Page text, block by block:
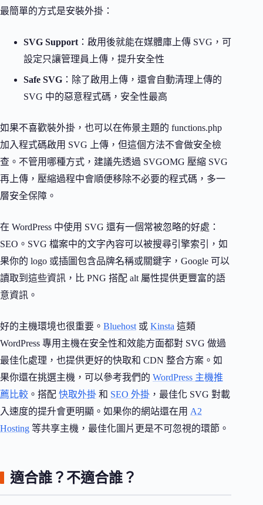
最簡單的方式是安裝外掛：
SVG Support ：啟用後就能在媒體庫上傳 SVG，可
設定只讓管理員上傳，提升安全性
Safe SVG ：除了啟用上傳，還會自動清理上傳的
SVG 中的惡意程式碼，安全性最高
如果不喜歡裝外掛，也可以在佈景主題的 functions.php
加入程式碼啟用 SVG 上傳，但這個方法不會做安全檢
查。不管用哪種方式，建議先透過 SVGOMG 壓縮 SVG
再上傳，壓縮過程中會順便移除不必要的程式碼，多一
層安全保障。
在 WordPress 中使用 SVG 還有一個常被忽略的好處：
SEO。SVG 檔案中的文字內容可以被搜尋引擎索引，如
果你的 logo 或插圖包含品牌名稱或關鍵字，Google 可以
讀取到這些資訊，比 PNG 搭配 alt 屬性提供更豐富的語
意資訊。
好的主機環境也很重要。 Bluehost 或 Kinsta 這類
WordPress 專用主機在安全性和效能方面都對 SVG 做過
最佳化處理，也提供更好的快取和 CDN 整合方案。如
果你還在挑選主機，可以參考我們的 WordPress 主機推
薦比較 。搭配 快取外掛 和 SEO 外掛 ，最佳化 SVG 對載
入速度的提升會更明顯。如果你的網站還在用 A2
Hosting 等共享主機，最佳化圖片更是不可忽視的環節。
適合誰？不適合誰？